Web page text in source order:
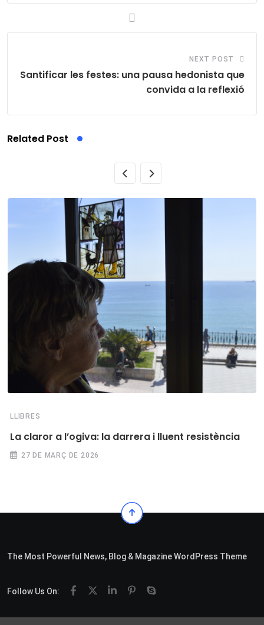
NEXT POST
Santificar les festes: una pausa hedonista que
convida a la reflexió
Related Post
LLIBRES
La claror a l’ogiva: la darrera i lluent resistència
27 DE MARÇ DE 2026
The Most Powerful News, Blog & Magazine WordPress Theme
Follow Us On: